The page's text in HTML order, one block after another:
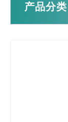
展会信息
产品分类